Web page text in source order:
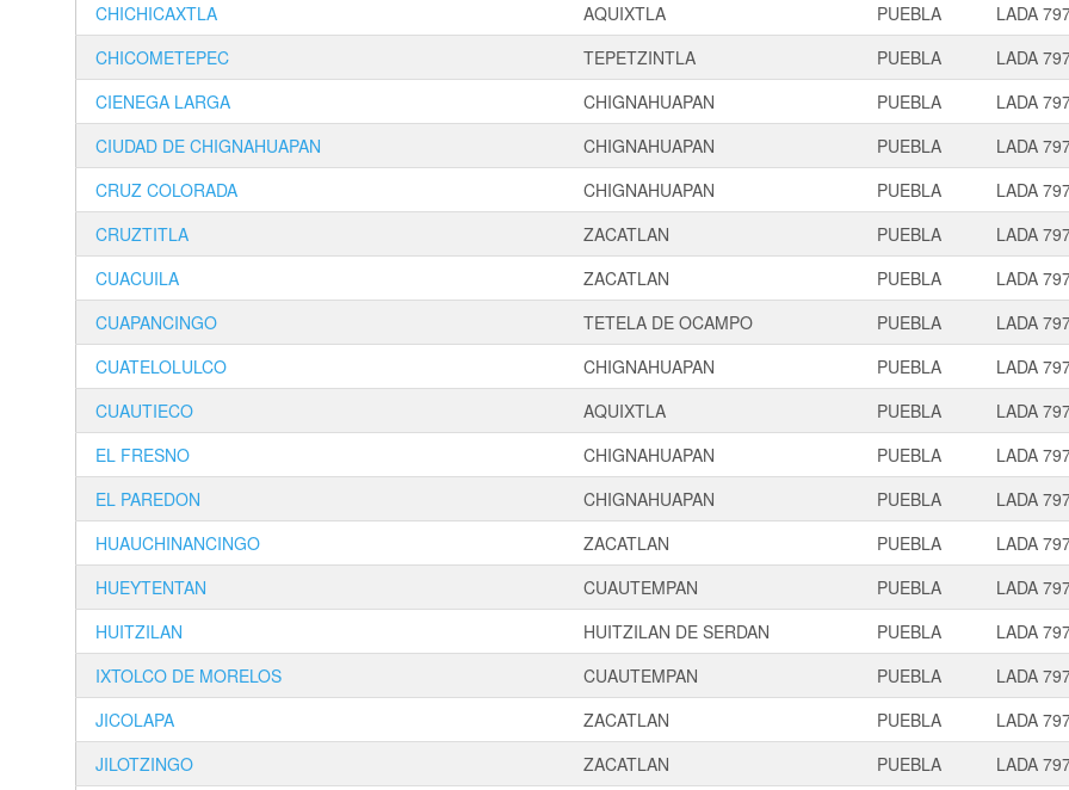
CHICHICAXTLA
AQUIXTLA PUEBLA
LADA
CHICOMETEPEC
TEPETZINTLA PUEBLA
LADA
CIENEGA LARGA
CHIGNAHUAPAN PUEBLA
LADA
CIUDAD DE CHIGNAHUAPAN
CHIGNAHUAPAN PUEBLA
LADA
CRUZ COLORADA
CHIGNAHUAPAN PUEBLA
LADA
CRUZTITLA
ZACATLAN PUEBLA
LADA
CUACUILA
ZACATLAN PUEBLA
LADA
CUAPANCINGO
TETELA DE OCAMPO PUEBLA
LADA
CUATELOLULCO
CHIGNAHUAPAN PUEBLA
LADA
CUAUTIECO
AQUIXTLA PUEBLA
LADA
EL FRESNO
CHIGNAHUAPAN PUEBLA
LADA
EL PAREDON
CHIGNAHUAPAN PUEBLA
LADA
HUAUCHINANCINGO
ZACATLAN PUEBLA
LADA
HUEYTENTAN
CUAUTEMPAN PUEBLA
LADA
HUITZILAN
HUITZILAN DE SERDAN PUEBLA
LADA
IXTOLCO DE MORELOS
CUAUTEMPAN PUEBLA
LADA
JICOLAPA
ZACATLAN PUEBLA
LADA
JILOTZINGO
ZACATLAN PUEBLA
LADA